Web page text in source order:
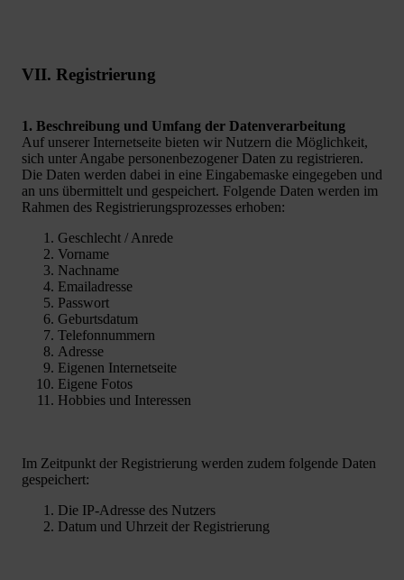
VII. Registrierung
1. Beschreibung und Umfang der Datenverarbeitung
Auf unserer Internetseite bieten wir Nutzern die Möglichkeit,
sich unter Angabe personenbezogener Daten zu registrieren.
Die Daten werden dabei in eine Eingabemaske eingegeben und
an uns übermittelt und gespeichert. Folgende Daten werden im
Rahmen des Registrierungsprozesses erhoben:
Geschlecht / Anrede
Vorname
Nachname
Emailadresse
Passwort
Geburtsdatum
Telefonnummern
Adresse
Eigenen Internetseite
Eigene Fotos
Hobbies und Interessen
Im Zeitpunkt der Registrierung werden zudem folgende Daten
gespeichert:
Die IP-Adresse des Nutzers
Datum und Uhrzeit der Registrierung